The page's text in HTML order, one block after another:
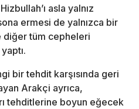
asla yalnız
ermesi de yalnızca bir
diğer tüm cepheleri
bir tehdit karşısında geri
Arakçi ayrıca,
tehditlerine boyun eğecek